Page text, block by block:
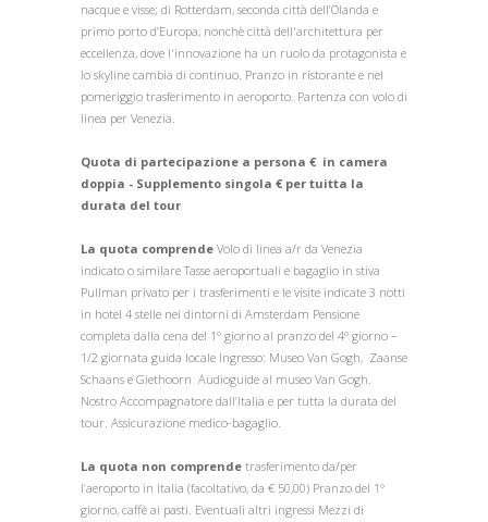
nacque e visse; di Rotterdam, seconda città dell’Olanda e
primo porto d’Europa, nonchè città dell'architettura per
eccellenza, dove l'innovazione ha un ruolo da protagonista e
lo skyline cambia di continuo. Pranzo in ristorante e nel
pomeriggio trasferimento in aeroporto. Partenza con volo di
linea per Venezia.
Quota di partecipazione a persona € in camera
doppia - Supplemento singola € per tuitta la
durata del tour
La quota comprende Volo di linea a/r da Venezia
indicato o similare Tasse aeroportuali e bagaglio in stiva
Pullman privato per i trasferimenti e le visite indicate 3 notti
in hotel 4 stelle nei dintorni di Amsterdam Pensione
completa dalla cena del 1° giorno al pranzo del 4° giorno –
1/2 giornata guida locale Ingresso: Museo Van Gogh, Zaanse
Schaans e Giethoorn Audioguide al museo Van Gogh.
Nostro Accompagnatore dall’Italia e per tutta la durata del
tour. Assicurazione medico-bagaglio.
La quota non comprende trasferimento da/per
l’aeroporto in Italia (facoltativo, da € 50,00) Pranzo del 1°
giorno, caffè ai pasti. Eventuali altri ingressi Mezzi di